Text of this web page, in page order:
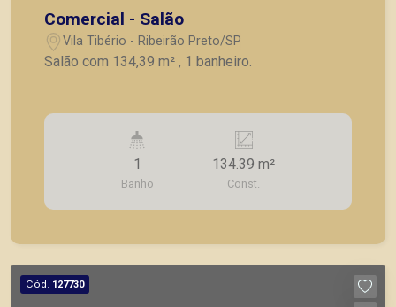
Comercial - Salão
Vila Tibério - Ribeirão Preto/SP
Salão com 134,39 m² , 1 banheiro.
1
Banho
134.39 m²
Const.
Cód. 127730